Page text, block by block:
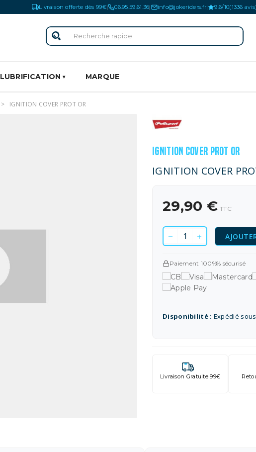
Livraison offerte dès 99€| 06.95.59.61.36| info@jokeriders.fr| 9.6/10(1336
LUBRIFICATION MARQUE
IGNITION COVER PROT OR
IGNITION COVER PROT OR
IGNITION COVER
29,90 € TTC
Paiement 100%% sécurisé
Disponibilité : Expédié
Livraison Gratuite 99€